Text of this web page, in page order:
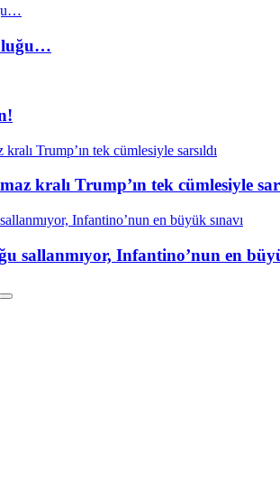
kralı Trump’ın tek cümlesiyle
sallanmıyor, Infantino’nun en